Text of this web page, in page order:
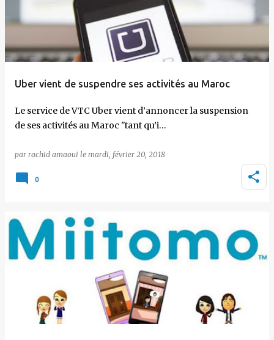
Uber vient de suspendre ses activités au Maroc
Le service de VTC Uber vient d’annoncer la suspension
de ses activités au Maroc "tant qu’i…
par rachid amaoui le mardi, février 20, 2018
0